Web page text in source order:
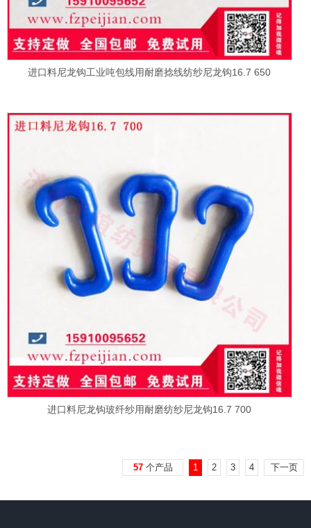
进口料尼龙钩工业吨包线用耐磨捻线纺纱尼龙钩16.7 650
进口料尼龙钩玻纤纱用耐磨纺纱尼龙钩16.7 700
57个产品 1 2 3 4 下一页